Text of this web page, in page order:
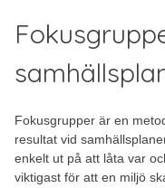
Fokusgrupper är en
resultat vid
enkelt ut på att låta var
viktigast för att en miljö